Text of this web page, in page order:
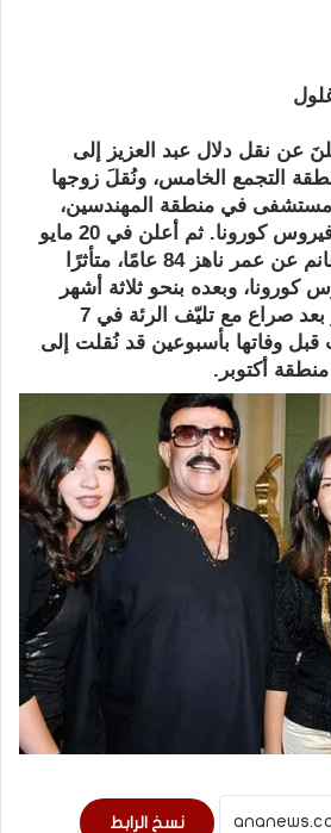
2021، أُعلنَ عن نقل دلال عبد العزيز إلى
التجمع الخامس، ونُقلَ زوجها
مستشفى في منطقة المهندسين،
نتيجة إصابتهما بمرض فيروس كورونا. ثم أعلن في 20 مايو
2021 عن وفاة سمير غانم عن عمر ناهز 84 عامًا، متأثرًا
كورونا، وبعده بنحو ثلاثة أشهر
توفيت دلال عبد العزيز بعد صراع مع تليّف الرئة في 7
وكانت قبل وفاتها بأسبوعين قد نُقلت إلى
أكتوبر.
نسخ الرابط